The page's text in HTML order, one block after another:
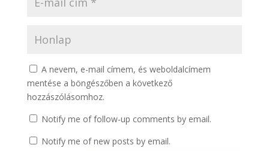
A nevem, e-mail címem, és weboldalcímem
mentése a böngészőben a következő
hozzászólásomhoz.
Notify me of follow-up comments by email.
Notify me of new posts by email.